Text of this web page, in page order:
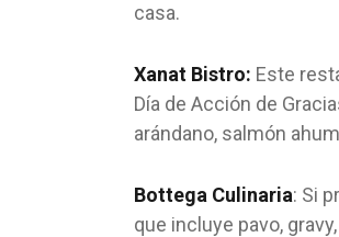
casa.
Xanat Bistro: Este
Día de Acción de
arándano, salmón
Bottega Culinaria: Si
que incluye pavo,